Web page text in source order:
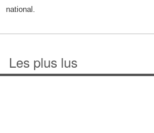
national.
Les plus lus